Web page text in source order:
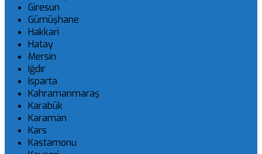
Giresun
Gümüşhane
Hakkari
Hatay
Mersin
Iğdır
Isparta
Kahramanmaraş
Karabük
Karaman
Kars
Kastamonu